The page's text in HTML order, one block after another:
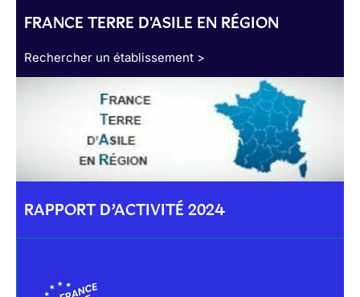
FRANCE TERRE D'ASILE EN RÉGION
Rechercher un établissement >
RAPPORT D’ACTIVITÉ 2024